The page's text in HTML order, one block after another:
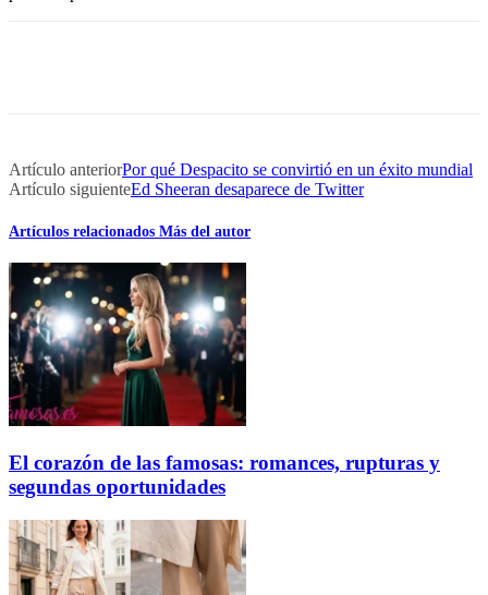
Artículo anteriorPor qué Despacito se convirtió en un éxito mundial
Artículo siguienteEd Sheeran desaparece de Twitter
Artículos relacionados Más del autor
El corazón de las famosas: romances, rupturas y
segundas oportunidades